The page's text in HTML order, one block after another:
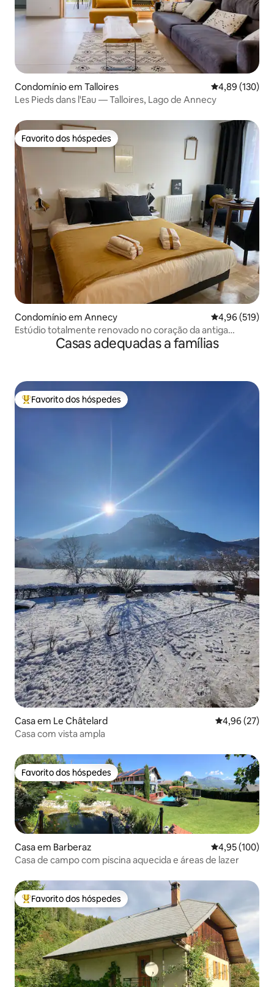
Condomínio em Talloires Classificação
4,89 (130)
Les Pieds dans l'Eau — Talloires, Lago de Annecy
Favorito dos hóspedes
Favorito dos hóspedes
Condomínio em Annecy Classificação
4,96 (519)
Estúdio totalmente renovado no coração da antiga
Casas adequadas a famílias
Favoritos dos hóspedes mais apreciados
Favorito dos hóspedes
Casa em Le Châtelard Classificação
4,96 (27)
Casa com vista ampla
Favorito dos hóspedes
Favorito dos hóspedes
Casa em Barberaz Classificação
4,95 (100)
Casa de campo com piscina aquecida e áreas de lazer
Favoritos dos hóspedes mais apreciados
Favorito dos hóspedes